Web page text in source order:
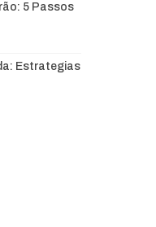
5 Passos
Estrategias